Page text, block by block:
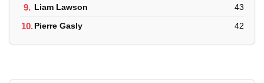
9. Liam Lawson 43
10.Pierre Gasly 42